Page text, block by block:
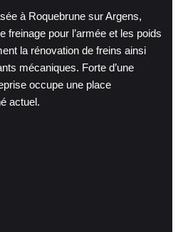
à Roquebrune sur Argens,
freinage pour l’armée et les poids
la rénovation de freins ainsi
mécaniques. Forte d’une
occupe une place
actuel.